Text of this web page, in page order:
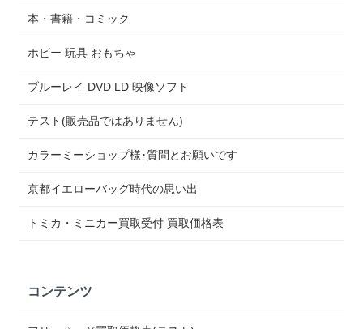
本・書籍・コミック
ホビー 玩具 おもちゃ
ブルーレイ DVD LD 映像ソフト
テスト(販売品ではありません)
カラーミーショップ様･質問とお願いです
京都イエローバッグ時代の思い出
トミカ・ミニカー買取受付 買取価格表
コンテンツ